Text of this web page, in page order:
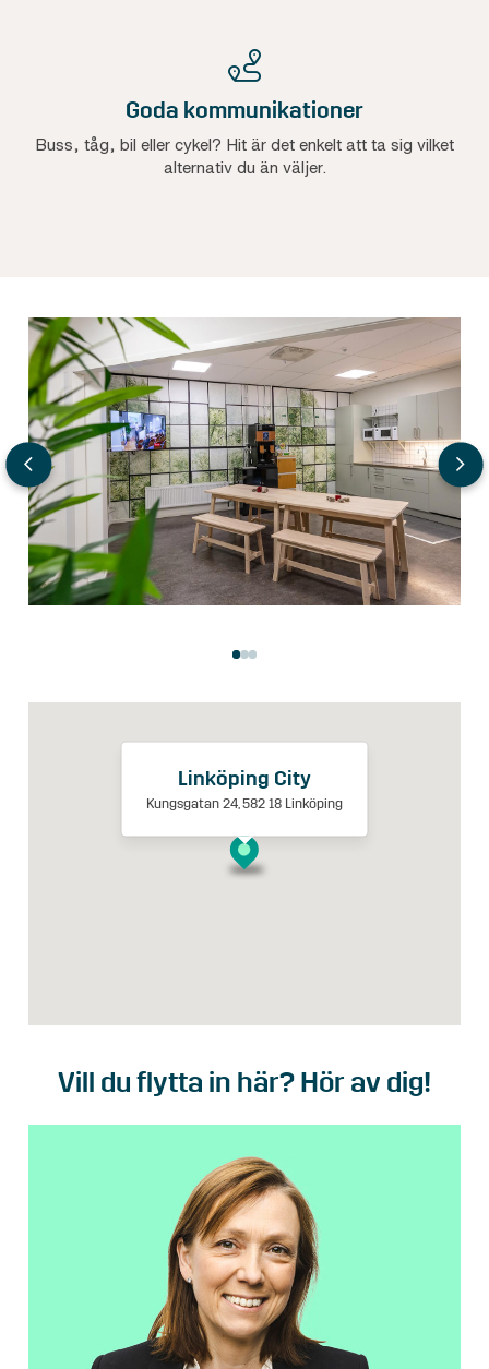
Goda kommunikationer
Buss, tåg, bil eller cykel? Hit är det enkelt att ta sig vilket
alternativ du än väljer.
Linköping City
Kungsgatan 24, 582 18 Linköping
Vill du flytta in här? Hör av dig!